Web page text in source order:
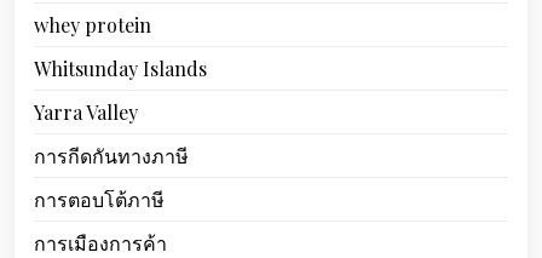
whey protein
Whitsunday Islands
Yarra Valley
การกีดกันทางภาษี
การตอบโต้ภาษี
การเมืองการค้า